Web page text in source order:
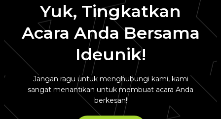
Yuk, Tingkatkan
Acara Anda Bersama
Ideunik!
Jangan ragu untuk menghubungi kami, kami
sangat menantikan untuk membuat acara Anda
berkesan!